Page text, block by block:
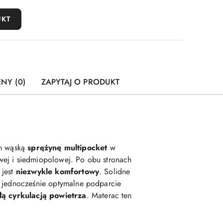
(0) ZAPYTAJ O PRODUKT
wąskąsprężynę multipocket w
i siedmiopolowej. Po obu stronach
niezwykle komfortowy. Solidne
optymalne podparcie
cyrkulacją powietrza. Materac ten